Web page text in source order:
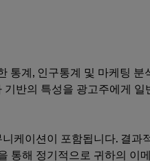
통계, 인구통계 및 마케팅 분
반의 특성을 광고주에게 일
케이션이 포함됩니다. 결
통해 정기적으로 귀하의